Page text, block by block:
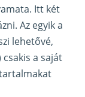
Itt két
Az egyik a
lehetővé,
a saját